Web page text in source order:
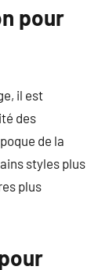
pour
il est
des
de la
styles plus
plus